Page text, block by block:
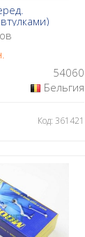
54060
Бельгия
Код: 361421